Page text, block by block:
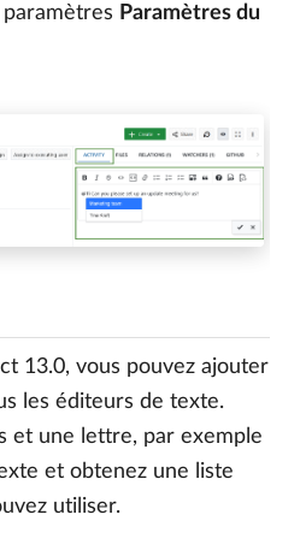
Paramètres du
13.0, vous pouvez ajouter
les éditeurs de texte.
et une lettre, par exemple
et obtenez une liste
utiliser.